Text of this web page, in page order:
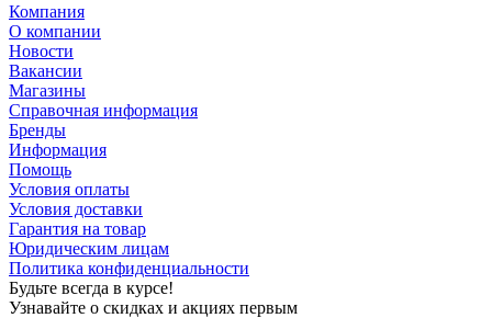
Компания
О компании
Новости
Вакансии
Магазины
Справочная информация
Бренды
Информация
Помощь
Условия оплаты
Условия доставки
Гарантия на товар
Юридическим лицам
Политика конфиденциальности
Будьте всегда в курсе!
Узнавайте о скидках и акциях первым